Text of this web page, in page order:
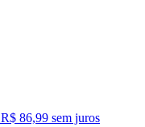
R$ 86,99 sem juros